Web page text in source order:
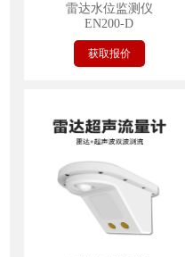
雷达水位监测仪
EN200-D
获取报价